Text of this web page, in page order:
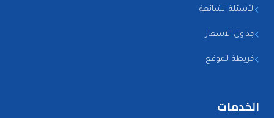
الأسئلة الشائعة
جداول الاسعار
خريطة الموقع
الخدمات